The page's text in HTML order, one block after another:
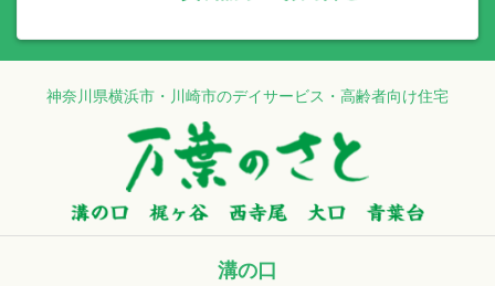
神奈川県横浜市・川崎市のデイサービス・高齢者向け住宅
溝の口